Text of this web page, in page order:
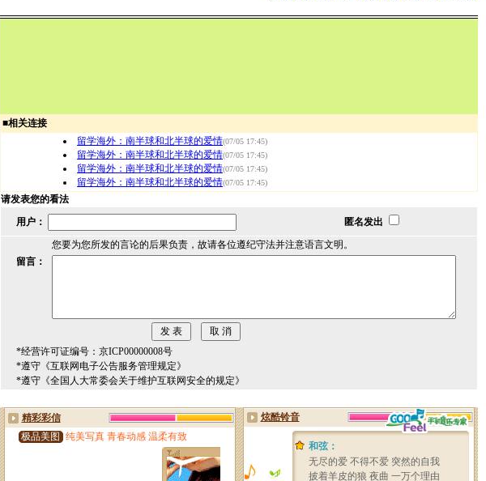
■相关连接
留学海外：南半球和北半球的爱情(07/05 17:45)
留学海外：南半球和北半球的爱情(07/05 17:45)
留学海外：南半球和北半球的爱情(07/05 17:45)
留学海外：南半球和北半球的爱情(07/05 17:45)
请发表您的看法
用户：
匿名发出
您要为您所发的言论的后果负责，故请各位遵纪守法并注意语言文明。
留言：
*经营许可证编号：京ICP00000008号
*遵守《互联网电子公告服务管理规定》
*遵守《全国人大常委会关于维护互联网安全的规定》